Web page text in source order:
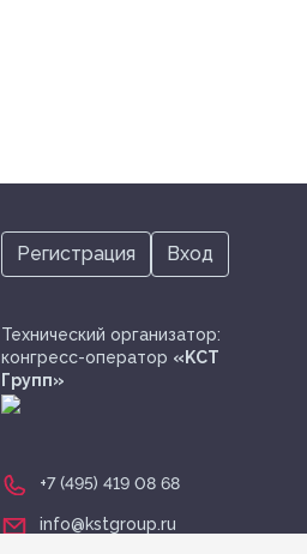
Технический организатор:
конгресс-оператор «KСТ
Групп»
+7 (495) 419 08 68
info@kstgroup.ru
Регистрация Вход